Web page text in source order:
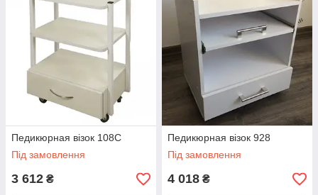
Педикюрная візок 108C
Під замовлення
3 612 ₴
Педикюрная візок 928
Під замовлення
4 018 ₴